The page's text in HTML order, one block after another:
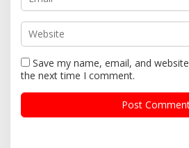
Save my name, email, and
the next time I comment.